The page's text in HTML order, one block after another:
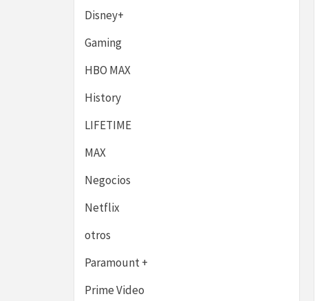
Disney+
Gaming
HBO MAX
History
LIFETIME
MAX
Negocios
Netflix
otros
Paramount +
Prime Video